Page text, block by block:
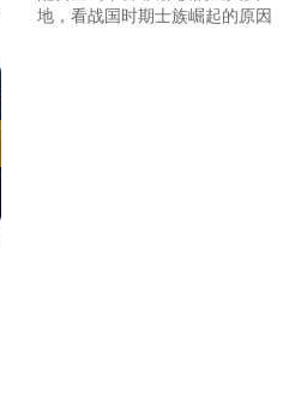
地，看战国时期士族崛起的原因